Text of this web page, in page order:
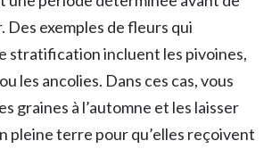
Des exemples de fleurs qui
stratification incluent les pivoines,
les ancolies. Dans ces cas, vous
graines à l’automne et les laisser
pleine terre pour qu’elles reçoivent